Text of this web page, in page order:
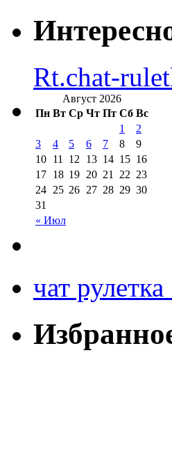
Rt.chat-
Август 2026
Пн Вт Ср Чт Пт Сб Вс
« Июл
1
2
3
4 5 6 7 8
9
10 11 12 13 14 15 16
17 18 19 20 21 22 23
24 25 26 27 28 29 30
31
чат